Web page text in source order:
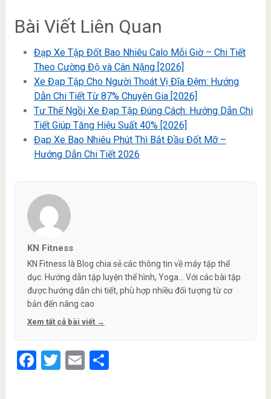
Bài Viết Liên Quan
Đạp Xe Tập Đốt Bao Nhiêu Calo Mỗi Giờ – Chi Tiết
Theo Cường Độ và Cân Nặng [2026]
Xe Đạp Tập Cho Người Thoát Vị Đĩa Đệm: Hướng
Dẫn Chi Tiết Từ 87% Chuyên Gia [2026]
Tư Thế Ngồi Xe Đạp Tập Đúng Cách: Hướng Dẫn Chi
Tiết Giúp Tăng Hiệu Suất 40% [2026]
Đạp Xe Bao Nhiêu Phút Thì Bắt Đầu Đốt Mỡ –
Hướng Dẫn Chi Tiết 2026
KN Fitness
KN Fitness là Blog chia sẻ các thông tin về máy tập thể
dục. Hướng dẫn tập luyện thể hình, Yoga... Với các bài tập
được hướng dẫn chi tiết, phù hợp nhiều đối tượng từ cơ
bản đến nâng cao
Xem tất cả bài viết →
Facebook
Twitter
EmailShare